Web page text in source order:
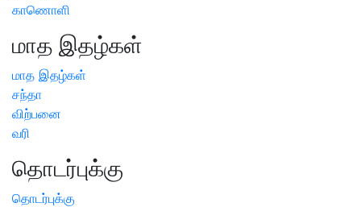
காணொளி
மாத இதழ்கள்
மாத இதழ்கள்
சந்தா
விற்பனை
வரி
தொடர்புக்கு
தொடர்புக்கு